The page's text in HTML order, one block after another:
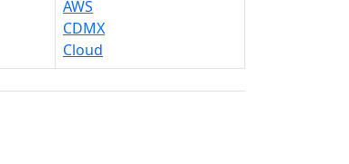
AWS
CDMX
Cloud